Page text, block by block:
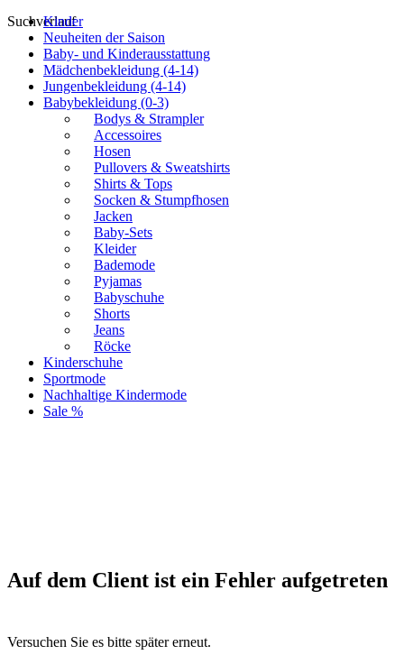
Suchverlauf
Kinder
Neuheiten der Saison
Baby- und Kinderausstattung
Mädchenbekleidung (4-14)
Jungenbekleidung (4-14)
Babybekleidung (0-3)
Bodys & Strampler
Accessoires
Hosen
Pullovers & Sweatshirts
Shirts & Tops
Socken & Stumpfhosen
Jacken
Baby-Sets
Kleider
Bademode
Pyjamas
Babyschuhe
Shorts
Jeans
Röcke
Kinderschuhe
Sportmode
Nachhaltige Kindermode
Sale %
Auf dem Client ist ein Fehler aufgetreten
Versuchen Sie es bitte später erneut.